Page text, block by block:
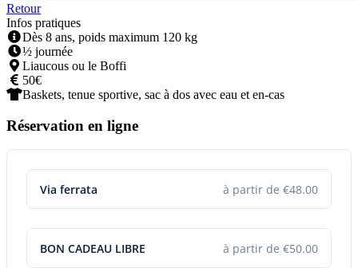
Retour
Infos pratiques
Dès 8 ans, poids maximum 120 kg
½ journée
Liaucous ou le Boffi
50€
Baskets, tenue sportive, sac à dos avec eau et en-cas
Réservation en ligne
Via ferrata à partir de €48.00
BON CADEAU LIBRE à partir de €50.00